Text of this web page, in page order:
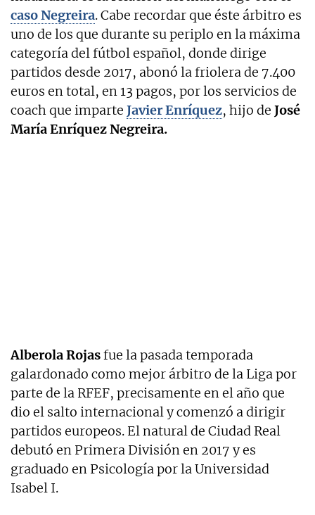
caso Negreira. Cabe recordar que éste árbitro es
uno de los que durante su periplo en la máxima
categoría del fútbol español, donde dirige
partidos desde 2017, abonó la friolera de 7.400
euros en total, en 13 pagos, por los servicios de
coach que imparte JavierEnríquez, hijo de José
María Enríquez Negreira.
Alberola Rojasfue la pasada temporada
galardonado como mejor árbitro de la Liga por
parte de la RFEF, precisamente en el año que
dio el salto internacional y comenzó a dirigir
partidos europeos. El natural de Ciudad Real
debutó en Primera División en 2017 y es
graduado en Psicología por la Universidad
Isabel I.